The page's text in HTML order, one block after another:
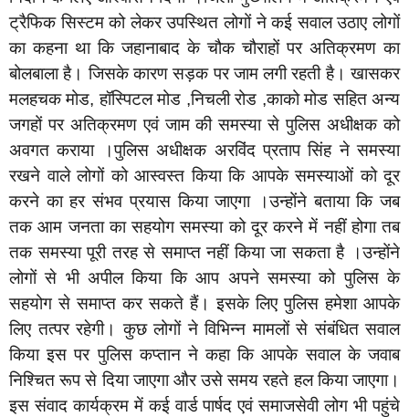
ट्रैफिक सिस्टम को लेकर उपस्थित लोगों ने कई सवाल उठाए लोगों
का कहना था कि जहानाबाद के चौक चौराहों पर अतिक्रमण का
बोलबाला है। जिसके कारण सड़क पर जाम लगी रहती है। खासकर
मलहचक मोड, हॉस्पिटल मोड ,निचली रोड ,काको मोड सहित अन्य
जगहों पर अतिक्रमण एवं जाम की समस्या से पुलिस अधीक्षक को
अवगत कराया ।पुलिस अधीक्षक अरविंद प्रताप सिंह ने समस्या
रखने वाले लोगों को आस्वस्त किया कि आपके समस्याओं को दूर
करने का हर संभव प्रयास किया जाएगा ‌।उन्होंने बताया कि जब
तक आम जनता का सहयोग समस्या को दूर करने में नहीं होगा तब
तक समस्या पूरी तरह से समाप्त नहीं किया जा सकता है ।उन्होंने
लोगों से भी अपील किया कि आप अपने समस्या को पुलिस के
सहयोग से समाप्त कर सकते हैं। इसके लिए पुलिस हमेशा आपके
लिए तत्पर रहेगी। कुछ लोगों ने विभिन्न मामलों से संबंधित सवाल
किया इस पर पुलिस कप्तान ने कहा कि आपके सवाल के जवाब
निश्चित रूप से दिया जाएगा और उसे समय रहते हल किया जाएगा।
इस संवाद कार्यक्रम में कई वार्ड पार्षद एवं समाजसेवी लोग भी पहुंचे